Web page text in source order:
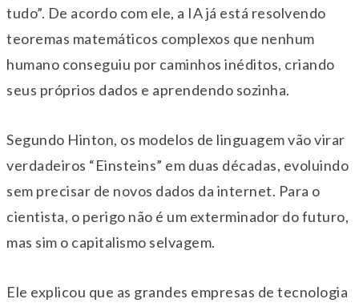
tudo”. De acordo com ele, a IA já está resolvendo
teoremas matemáticos complexos que nenhum
humano conseguiu por caminhos inéditos, criando
seus próprios dados e aprendendo sozinha.
Segundo Hinton, os modelos de linguagem vão virar
verdadeiros “Einsteins” em duas décadas, evoluindo
sem precisar de novos dados da internet. Para o
cientista, o perigo não é um exterminador do futuro,
mas sim o capitalismo selvagem.
Ele explicou que as grandes empresas de tecnologia